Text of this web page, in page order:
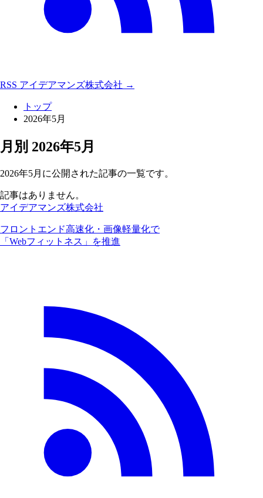
RSS アイデアマンズ株式会社 →
トップ
2026年5月
月別 2026年5月
2026年5月に公開された記事の一覧です。
記事はありません。
アイデアマンズ株式会社
フロントエンド高速化・画像軽量化で
「Webフィットネス」を推進